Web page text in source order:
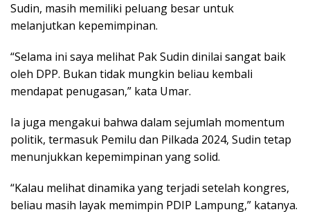
Sudin, masih memiliki peluang besar untuk
melanjutkan kepemimpinan.
“Selama ini saya melihat Pak Sudin dinilai sangat baik
oleh DPP. Bukan tidak mungkin beliau kembali
mendapat penugasan,” kata Umar.
Ia juga mengakui bahwa dalam sejumlah momentum
politik, termasuk Pemilu dan Pilkada 2024, Sudin tetap
menunjukkan kepemimpinan yang solid.
“Kalau melihat dinamika yang terjadi setelah kongres,
beliau masih layak memimpin PDIP Lampung,” katanya.